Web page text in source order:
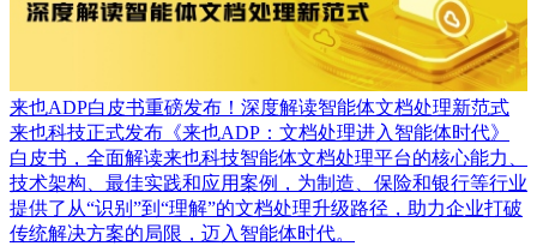
来也ADP白皮书重磅发布！深度解读智能体文档处理新范式
来也科技正式发布《来也ADP：文档处理进入智能体时代》
白皮书，全面解读来也科技智能体文档处理平台的核心能力、
技术架构、最佳实践和应用案例，为制造、保险和银行等行业
提供了从“识别”到“理解”的文档处理升级路径，助力企业打破
传统解决方案的局限，迈入智能体时代。